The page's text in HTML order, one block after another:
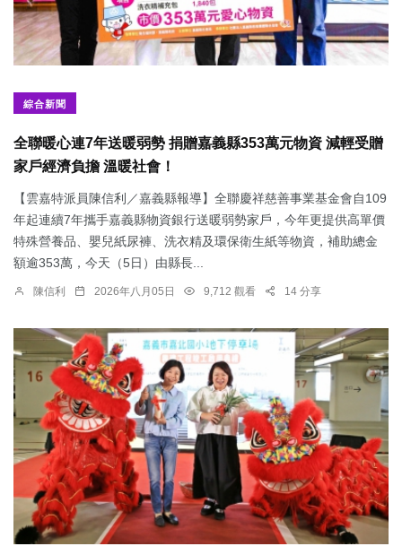
綜合新聞
全聯暖心連7年送暖弱勢 捐贈嘉義縣353萬元物資 減輕受贈
家戶經濟負擔 溫暖社會！
【雲嘉特派員陳信利／嘉義縣報導】全聯慶祥慈善事業基金會自109
年起連續7年攜手嘉義縣物資銀行送暖弱勢家戶，今年更提供高單價
特殊營養品、嬰兒紙尿褲、洗衣精及環保衛生紙等物資，補助總金
額逾353萬，今天（5日）由縣長...
陳信利 2026年八月05日 9,712 觀看 14 分享